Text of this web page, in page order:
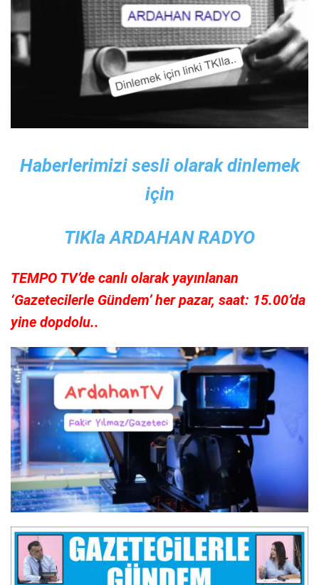
Haberlerimizi sesli olarak dinlemek
için
TIKla ARDAHAN RADYO
TEMPO TV’de canlı olarak yayınlanan
‘Gazetecilerle Gündem’ her pazar, saat: 15.00’da
yine dopdolu..